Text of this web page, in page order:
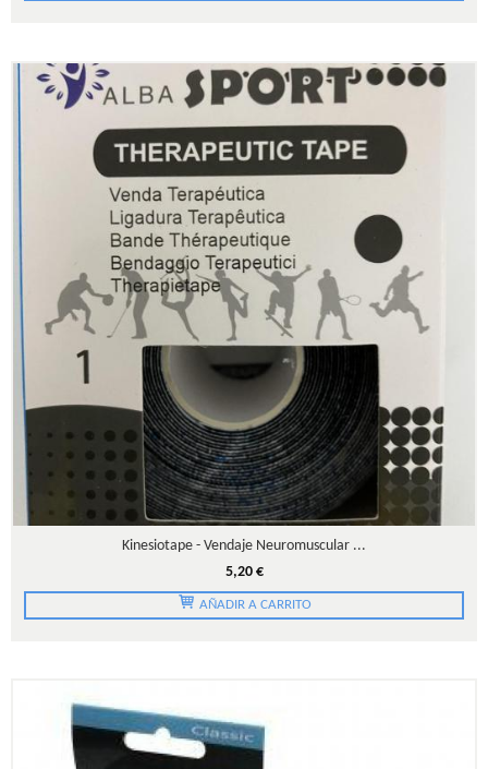
Kinesiotape - Vendaje Neuromuscular ...
5,20 €
AÑADIR A CARRITO